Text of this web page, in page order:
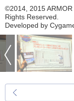
©2014, 2015 ARMOR
Rights Reserved.
Developed by